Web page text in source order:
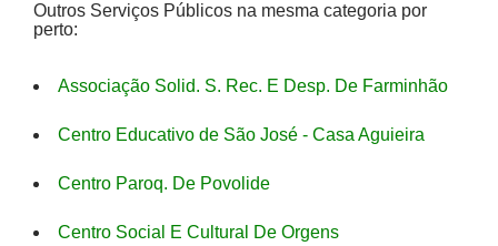
Outros Serviços Públicos na mesma categoria por
perto:
Associação Solid. S. Rec. E Desp. De Farminhão
Centro Educativo de São José - Casa Aguieira
Centro Paroq. De Povolide
Centro Social E Cultural De Orgens